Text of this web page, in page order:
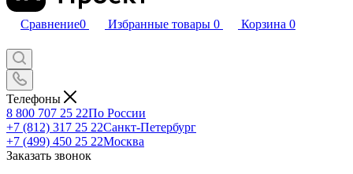
Сравнение0 Избранные товары 0 Корзина 0
Телефоны
8 800 707 25 22По России
+7 (812) 317 25 22Санкт-Петербург
+7 (499) 450 25 22Москва
Заказать звонок